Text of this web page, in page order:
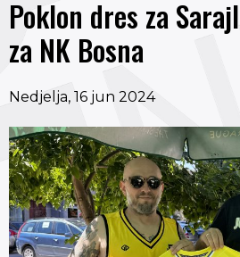
Poklon dres za
za NK Bosna
Nedjelja, 16 jun 2024